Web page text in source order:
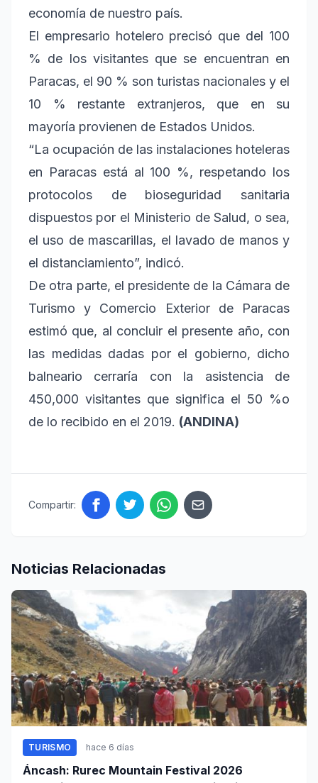
economía de nuestro país.
El empresario hotelero precisó que del 100
% de los visitantes que se encuentran en
Paracas, el 90 % son turistas nacionales y el
10 % restante extranjeros, que en su
mayoría provienen de Estados Unidos.
“La ocupación de las instalaciones hoteleras
en Paracas está al 100 %, respetando los
protocolos de bioseguridad sanitaria
dispuestos por el Ministerio de Salud, o sea,
el uso de mascarillas, el lavado de manos y
el distanciamiento”, indicó.
De otra parte, el presidente de la Cámara de
Turismo y Comercio Exterior de Paracas
estimó que, al concluir el presente año, con
las medidas dadas por el gobierno, dicho
balneario cerraría con la asistencia de
450,000 visitantes que significa el 50 %o
de lo recibido en el 2019. (ANDINA)
Compartir:
Noticias Relacionadas
TURISMO hace 6 días
Áncash: Rurec Mountain Festival 2026